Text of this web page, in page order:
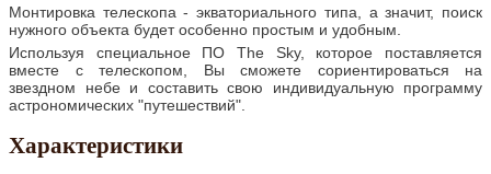
Монтировка телескопа - экваториального типа, а значит, поиск
нужного объекта будет особенно простым и удобным.
Используя специальное ПО The Sky, которое поставляется
вместе с телескопом, Вы сможете сориентироваться на
звездном небе и составить свою индивидуальную программу
астрономических "путешествий".
Характеристики